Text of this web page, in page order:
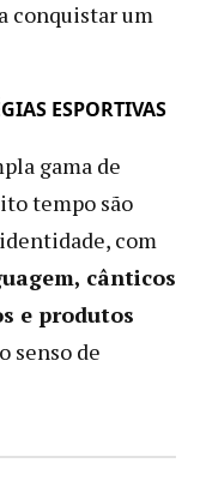
conquistar um
ESPORTIVAS
gama de
tempo são
com
cânticos
e produtos
senso de